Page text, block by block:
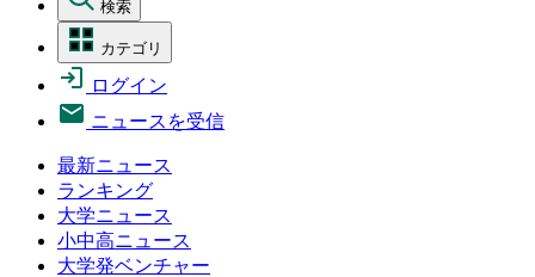
検索
カテゴリ
ログイン
ニュースを受信
最新ニュース
ランキング
大学ニュース
小中高ニュース
大学発ベンチャー